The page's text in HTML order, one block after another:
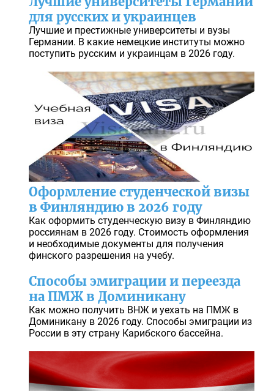
для русских и украинцев
Лучшие и престижные университеты и вузы
Германии. В какие немецкие институты можно
поступить русским и украинцам в 2026 году.
Оформление студенческой визы
в Финляндию в 2026 году
Как оформить студенческую визу в Финляндию
россиянам в 2026 году. Стоимость оформления
и необходимые документы для получения
финского разрешения на учебу.
Способы эмиграции и переезда
на ПМЖ в Доминикану
Как можно получить ВНЖ и уехать на ПМЖ в
Доминикану в 2026 году. Способы эмиграции из
России в эту страну Карибского бассейна.